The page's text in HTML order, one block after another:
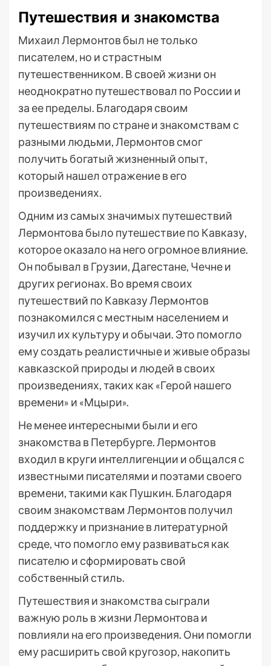
Путешествия и знакомства
Михаил Лермонтов был не только
писателем, но и страстным
путешественником. В своей жизни он
неоднократно путешествовал по России и
за ее пределы. Благодаря своим
путешествиям по стране и знакомствам с
разными людьми, Лермонтов смог
получить богатый жизненный опыт,
который нашел отражение в его
произведениях.
Одним из самых значимых путешествий
Лермонтова было путешествие по Кавказу,
которое оказало на него огромное влияние.
Он побывал в Грузии, Дагестане, Чечне и
других регионах. Во время своих
путешествий по Кавказу Лермонтов
познакомился с местным населением и
изучил их культуру и обычаи. Это помогло
ему создать реалистичные и живые образы
кавказской природы и людей в своих
произведениях, таких как «Герой нашего
времени» и «Мцыри».
Не менее интересными были и его
знакомства в Петербурге. Лермонтов
входил в круги интеллигенции и общался с
известными писателями и поэтами своего
времени, такими как Пушкин. Благодаря
своим знакомствам Лермонтов получил
поддержку и признание в литературной
среде, что помогло ему развиваться как
писателю и сформировать свой
собственный стиль.
Путешествия и знакомства сыграли
важную роль в жизни Лермонтова и
повлияли на его произведения. Они помогли
ему расширить свой кругозор, накопить